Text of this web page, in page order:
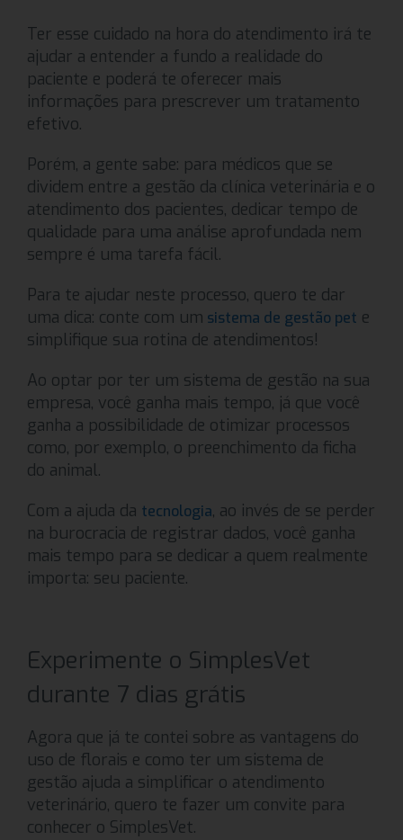
Ter esse cuidado na hora do atendimento irá te
ajudar a entender a fundo a realidade do
paciente e poderá te oferecer mais
informações para prescrever um tratamento
efetivo.
Porém, a gente sabe: para médicos que se
dividem entre a gestão da clínica veterinária e o
atendimento dos pacientes, dedicar tempo de
qualidade para uma análise aprofundada nem
sempre é uma tarefa fácil.
Para te ajudar neste processo, quero te dar
uma dica: conte com um sistema de gestão pet e
simplifique sua rotina de atendimentos!
Ao optar por ter um sistema de gestão na sua
empresa, você ganha mais tempo, já que você
ganha a possibilidade de otimizar processos
como, por exemplo, o preenchimento da ficha
do animal.
Com a ajuda da tecnologia, ao invés de se perder
na burocracia de registrar dados, você ganha
mais tempo para se dedicar a quem realmente
importa: seu paciente.
Experimente o SimplesVet
durante 7 dias grátis
Agora que já te contei sobre as vantagens do
uso de florais e como ter um sistema de
gestão ajuda a simplificar o atendimento
veterinário, quero te fazer um convite para
conhecer o SimplesVet.